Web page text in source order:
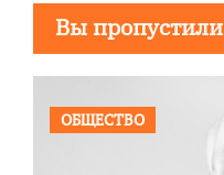
Вы пропустили
ОБЩЕСТВО